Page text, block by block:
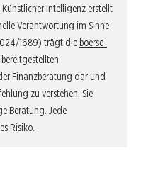
Intelligenz erstellt
Verantwortung im Sinne
1689) trägt die boerse-
Finanzberatung dar und
zu verstehen. Sie
Beratung. Jede
Risiko.